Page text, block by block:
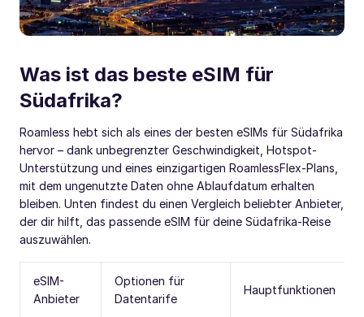
Was ist das beste eSIM für
Südafrika?
Roamless hebt sich als eines der besten eSIMs für Südafrika
hervor – dank unbegrenzter Geschwindigkeit, Hotspot-
Unterstützung und eines einzigartigen RoamlessFlex-Plans,
mit dem ungenutzte Daten ohne Ablaufdatum erhalten
bleiben. Unten findest du einen Vergleich beliebter Anbieter,
der dir hilft, das passende eSIM für deine Südafrika-Reise
auszuwählen.
eSIM-
Anbieter
Optionen für
Datentarife
Hauptfunktionen